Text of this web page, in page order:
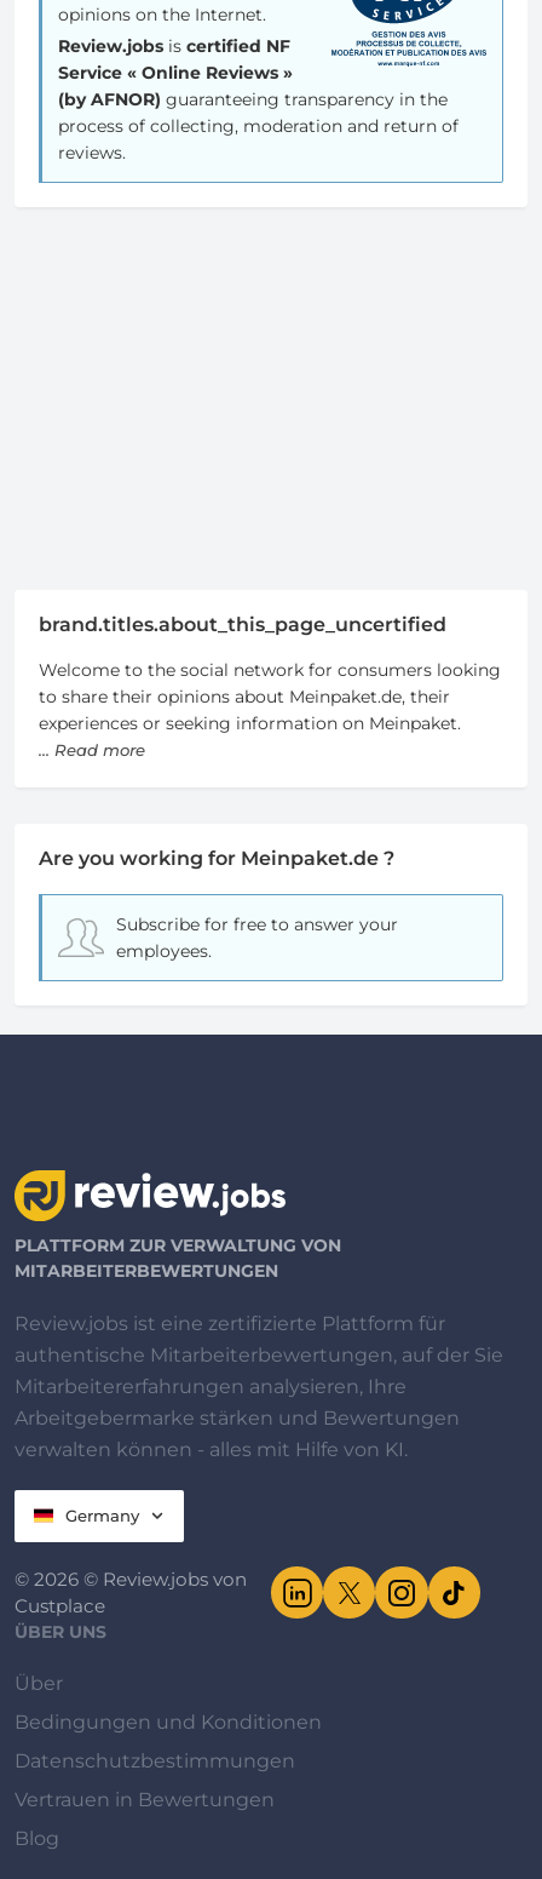
opinions on the Internet.
Review.jobs is certified NF
Service « Online Reviews »
(by AFNOR) guaranteeing transparency in the
process of collecting, moderation and return of
reviews.
brand.titles.about_this_page_uncertified
Welcome to the social network for consumers looking
to share their opinions about Meinpaket.de, their
experiences or seeking information on Meinpaket.
... Read more
Are you working for Meinpaket.de ?
Subscribe for freeto answer your
employees.
PLATTFORM ZUR VERWALTUNG VON
MITARBEITERBEWERTUNGEN
Review.jobs ist eine zertifizierte Plattform für
authentische Mitarbeiterbewertungen, auf der Sie
Mitarbeitererfahrungen analysieren, Ihre
Arbeitgebermarke stärken und Bewertungen
verwalten können - alles mit Hilfe von KI.
Germany
© 2026 © Review.jobs von
Custplace
ÜBER UNS
Über
Bedingungen und Konditionen
Datenschutzbestimmungen
Vertrauen in Bewertungen
Blog